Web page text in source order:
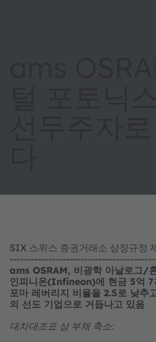
SIX 스위스 증권거래소 상장규정
ams OSRAM, 비광학 아날로그/
인피니온(Infineon)에 현금 5억 7
포마 레버리지 비율을 2.5로 낮추
의 선도 기업으로 거듭나고 있음
대차대조표 상 부채 축소: